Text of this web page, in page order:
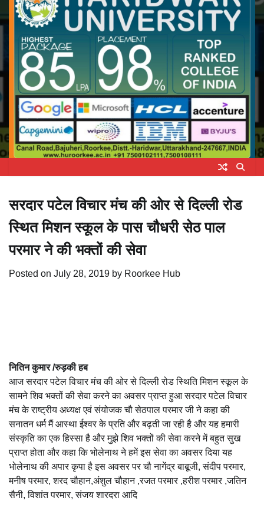
सरदार पटेल विचार मंच की ओर से दिल्ली रोड
स्थित मिशन स्कूल के पास चौधरी सेठ पाल
परमार ने की भक्तों की सेवा
Posted on July 28, 2019 by Roorkee Hub
नितिन कुमार /रुड़की हब
आज सरदार पटेल विचार मंच की ओर से दिल्ली रोड स्थिति मिशन स्कूल के
सामने शिव भक्तों की सेवा करने का अवसर प्राप्त हुआ सरदार पटेल विचार
मंच के राष्ट्रीय अध्यक्ष एवं संयोजक चौ सेठपाल परमार जी ने कहा की
सनातन धर्म मैं आस्था ईश्वर के प्रति और बढ़ती जा रही है और यह हमारी
संस्कृति का एक हिस्सा है और मुझे शिव भक्तों की सेवा करने में बहुत सुख
प्राप्त होता और कहा कि भोलेनाथ ने हमें इस सेवा का अवसर दिया यह
भोलेनाथ की अपार कृपा है इस अवसर पर चौ नागेंद्र बाबूजी, संदीप परमार,
मनीष परमार, शरद चौहान,अंशुल चौहान ,रजत परमार ,हरीश परमार ,जतिन
सैनी, विशांत परमार, संजय शारदरा आदि